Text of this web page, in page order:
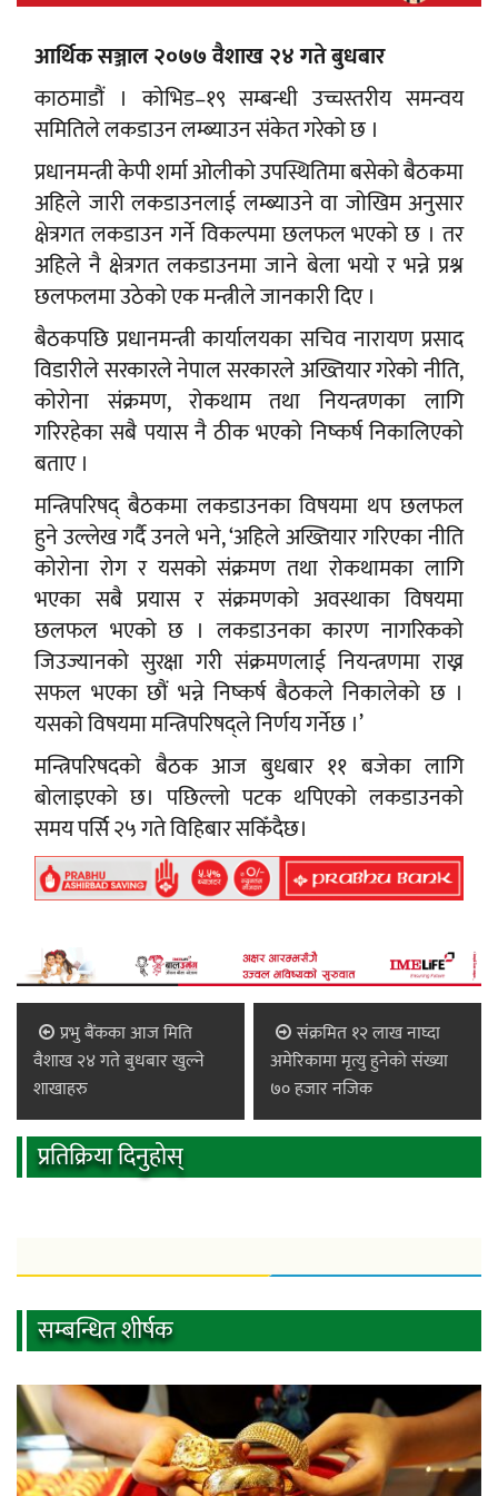
आर्थिक सञ्जाल २०७७ वैशाख २४ गते बुधबार
काठमाडौं । कोभिड–१९ सम्बन्धी उच्चस्तरीय समन्वय
समितिले लकडाउन लम्ब्याउन संकेत गरेको छ ।
प्रधानमन्त्री केपी शर्मा ओलीको उपस्थितिमा बसेको बैठकमा
अहिले जारी लकडाउनलाई लम्ब्याउने वा जोखिम अनुसार
क्षेत्रगत लकडाउन गर्ने विकल्पमा छलफल भएको छ । तर
अहिले नै क्षेत्रगत लकडाउनमा जाने बेला भयो र भन्ने प्रश्न
छलफलमा उठेको एक मन्त्रीले जानकारी दिए ।
बैठकपछि प्रधानमन्त्री कार्यालयका सचिव नारायण प्रसाद
विडारीले सरकारले नेपाल सरकारले अख्तियार गरेको नीति,
कोरोना संक्रमण, रोकथाम तथा नियन्त्रणका लागि
गरिरहेका सबै पयास नै ठीक भएको निष्कर्ष निकालिएको
बताए ।
मन्त्रिपरिषद् बैठकमा लकडाउनका विषयमा थप छलफल
हुने उल्लेख गर्दै उनले भने, ‘अहिले अख्तियार गरिएका नीति
कोरोना रोग र यसको संक्रमण तथा रोकथामका लागि
भएका सबै प्रयास र संक्रमणको अवस्थाका विषयमा
छलफल भएको छ । लकडाउनका कारण नागरिकको
जिउज्यानको सुरक्षा गरी संक्रमणलाई नियन्त्रणमा राख्न
सफल भएका छौं भन्ने निष्कर्ष बैठकले निकालेको छ ।
यसको विषयमा मन्त्रिपरिषद्ले निर्णय गर्नेछ ।’
मन्त्रिपरिषदको बैठक आज बुधबार ११ बजेका लागि
बोलाइएको छ। पछिल्लो पटक थपिएको लकडाउनको
समय पर्सि २५ गते विहिबार सकिँदैछ।
प्रभु बैंकका आज मिति
वैशाख २४ गते बुधबार खुल्ने
शाखाहरु
संक्रमित १२ लाख नाघ्दा
अमेरिकामा मृत्यु हुनेको संख्या
७० हजार नजिक
प्रतिक्रिया दिनुहोस्
सम्बन्धित शीर्षक